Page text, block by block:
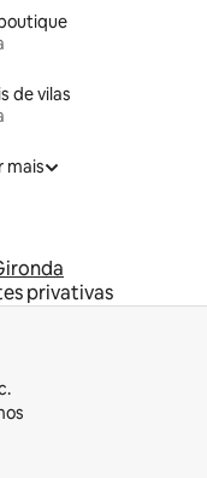
de vilas
mais
privativas